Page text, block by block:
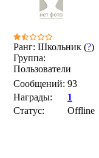
Ранг: Школьник (?)
Группа:
Пользователи
Сообщений: 93
Награды:
1
Статус:
Offline